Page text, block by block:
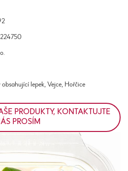
lepek, Vejce, Hořčice
PRODUKTY, KONTAKTUJTE
PROSÍM